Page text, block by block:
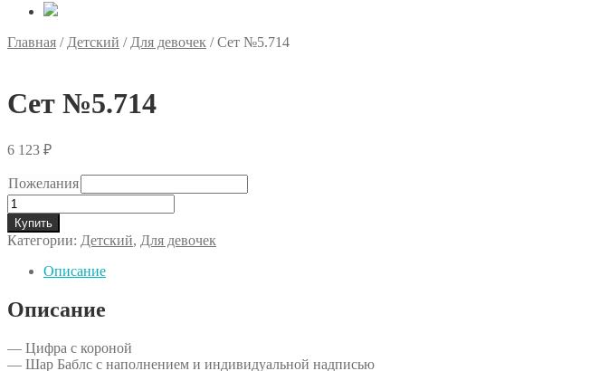
Главная /Детский /Для девочек /Сет №5.714
Сет №5.714
6 123 ₽
Пожелания
Количество
товара
Сет
№5.714
Купить
Категории: Детский, Для девочек
Описание
Описание
— Цифра с короной
— Шар Баблс с наполнением и индивидуальной надписью